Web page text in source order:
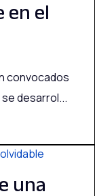
en el
convocados
desarrol...
una